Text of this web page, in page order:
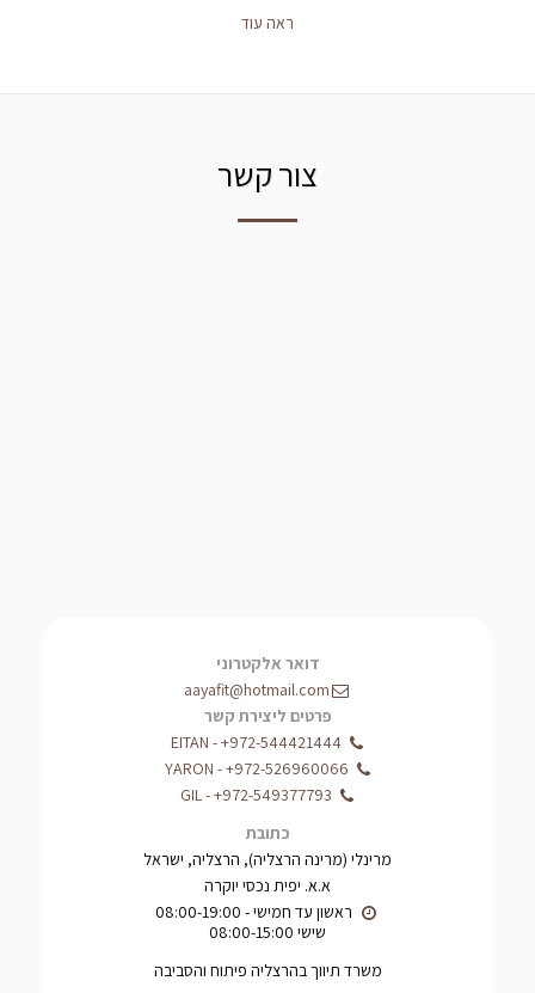
ראה עוד
צור קשר
דואר אלקטרוני
aayafit@hotmail.com
פרטים ליצירת קשר
+972-544421444
-
EITAN
+972-526960066
-
YARON
+972-549377793
-
GIL
כתובת
מרינלי (מרינה הרצליה), הרצליה, ישראל
א.א. יפית נכסי יוקרה
שישי 08:00-15:00
משרד תיווך בהרצליה פיתוח והסביבה